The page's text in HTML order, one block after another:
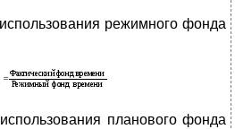
режимного фонда
планового фонда